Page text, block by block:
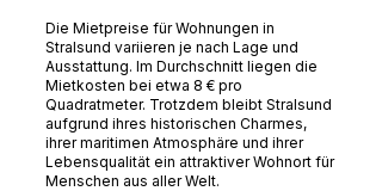
Die Mietpreise für Wohnungen in
Stralsund variieren je nach Lage und
Ausstattung. Im Durchschnitt liegen die
Mietkosten bei etwa 8 € pro
Quadratmeter. Trotzdem bleibt Stralsund
aufgrund ihres historischen Charmes,
ihrer maritimen Atmosphäre und ihrer
Lebensqualität ein attraktiver Wohnort für
Menschen aus aller Welt.